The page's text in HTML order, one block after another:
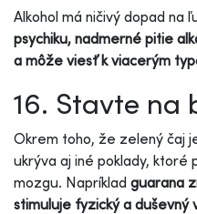
Alkohol má ničivý dopad na
psychiku, nadmerné pitie
a môže viesť k viacerým
16. Stavte na
Okrem toho, že zelený čaj
ukrýva aj iné poklady, ktoré
mozgu. Napríklad guarana
stimuluje fyzický a duševný